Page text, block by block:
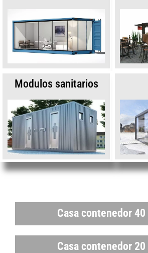
Modulos sanitarios
Casa contenedor
Casa contenedor